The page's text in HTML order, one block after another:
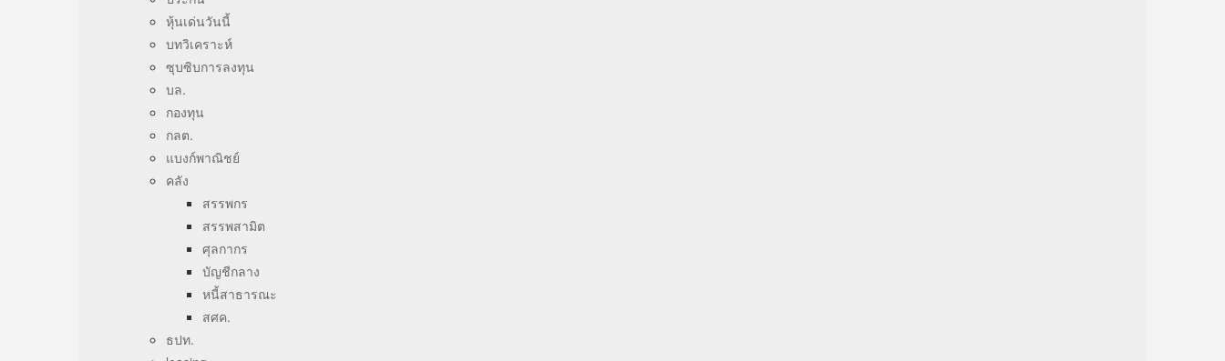
หุ้นเด่นวันนี้
บทวิเคราะห์
ซุบซิบการลงทุน
บล.
กองทุน
กลต.
แบงก์พาณิชย์
คลัง
สรรพกร
สรรพสามิต
ศุลกากร
บัญชีกลาง
หนี้สาธารณะ
สศค.
ธปท.